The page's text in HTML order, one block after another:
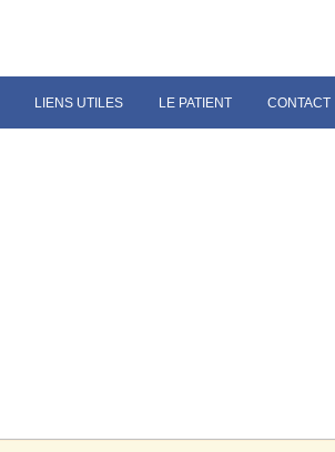
LIENS UTILES LE PATIENT CONTACT